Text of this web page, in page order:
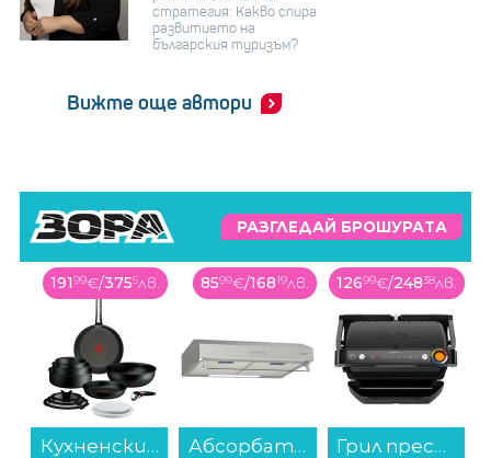
стратегия: Какво спира
развитието на
българския туризъм?
Вижте още автори
РАЗГЛЕДАЙ БРОШУРАТА
19199€/3755лв.
Кухненски комплект Tefal P0009753 EXCELLENCE+ 13 части...
8599€/16819лв.
Абсорбатор Gorenje WHU629EX/M...
12699€/24838лв.
Грил преса Tefal GC717810 OptiGrill+...